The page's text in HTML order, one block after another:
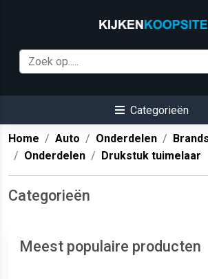
Categorieën
Home Auto Onderdelen
Onderdelen
Drukstuk tuimelaar
Categorieën
Meest populaire producten